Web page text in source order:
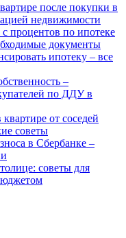
после покупки в
недвижимости
процентов по ипотеке
документы
ипотеку – все
–
по ДДУ в
от соседей
советы
в Сбербанке –
советы для